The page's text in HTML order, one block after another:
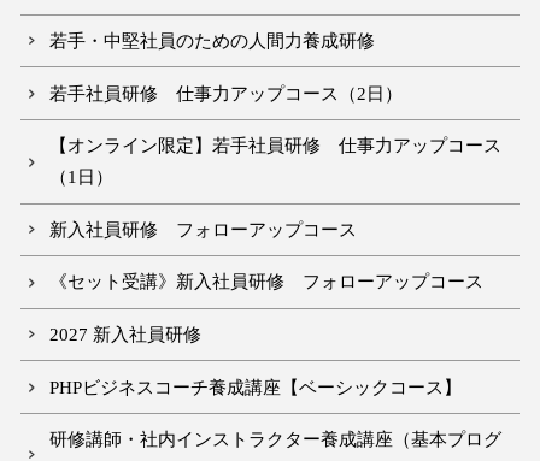
若手・中堅社員のための人間力養成研修
若手社員研修 仕事力アップコース（2日）
【オンライン限定】若手社員研修 仕事力アップコース
（1日）
新入社員研修 フォローアップコース
《セット受講》新入社員研修 フォローアップコース
2027 新入社員研修
PHPビジネスコーチ養成講座【ベーシックコース】
研修講師・社内インストラクター養成講座（基本プログ